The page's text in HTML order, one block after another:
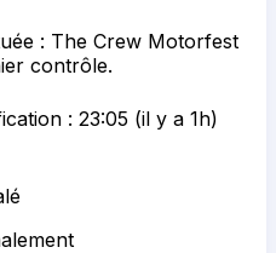
: The Crew Motorfest
contrôle.
: 23:05 (il y a 1h)